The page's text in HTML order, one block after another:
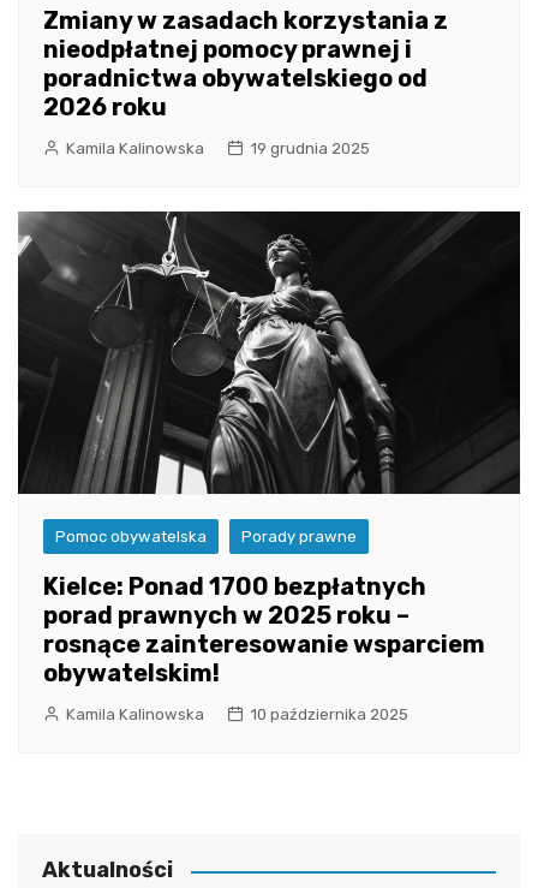
Zmiany w zasadach korzystania z
nieodpłatnej pomocy prawnej i
poradnictwa obywatelskiego od
2026 roku
Kamila Kalinowska 19 grudnia 2025
Pomoc obywatelska Porady prawne
Kielce: Ponad 1700 bezpłatnych
porad prawnych w 2025 roku –
rosnące zainteresowanie wsparciem
obywatelskim!
Kamila Kalinowska 10 października 2025
Aktualności